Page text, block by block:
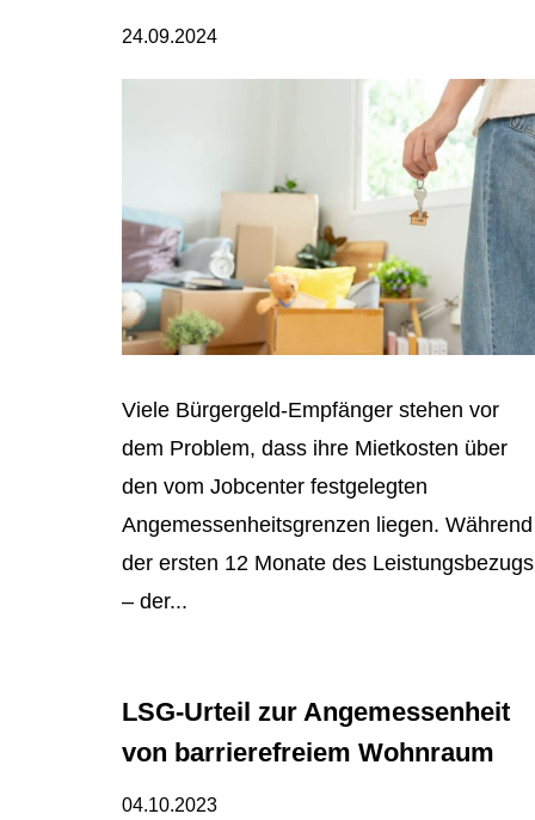
24.09.2024
Viele Bürgergeld-Empfänger stehen vor
dem Problem, dass ihre Mietkosten über
den vom Jobcenter festgelegten
Angemessenheitsgrenzen liegen. Während
der ersten 12 Monate des Leistungsbezugs
– der...
LSG-Urteil zur Angemessenheit
von barrierefreiem Wohnraum
04.10.2023